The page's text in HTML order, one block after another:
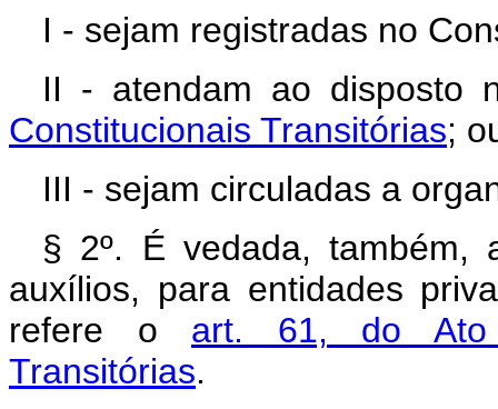
I - sejam registradas no
II - atendam ao disposto
Constitucionais Transitórias;
III - sejam circuladas a
§ 2º. É vedada, também,
auxílios, para entidades
refere o art. 61, do Ato
Transitórias.